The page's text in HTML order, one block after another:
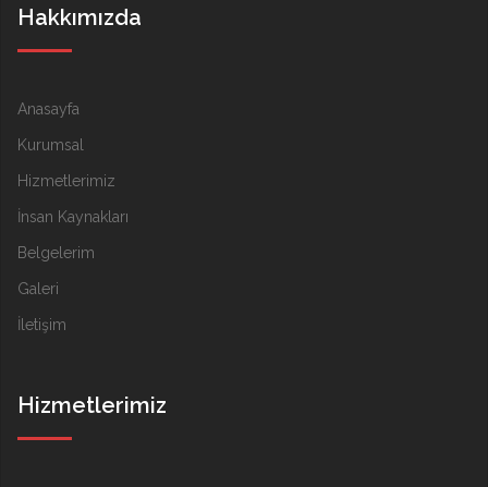
Hakkımızda
Anasayfa
Kurumsal
Hizmetlerimiz
İnsan Kaynakları
Belgelerim
Galeri
İletişim
Hizmetlerimiz